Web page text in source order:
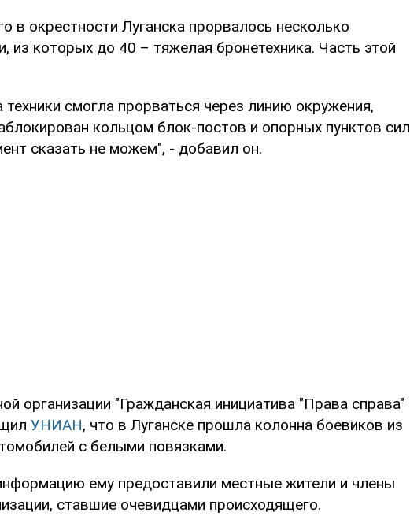
в окрестности Луганска прорвалось несколько
из которых до 40 – тяжелая бронетехника. Часть этой
смогла прорваться через линию окружения,
кольцом блок-постов и опорных пунктов сил
сказать не можем", - добавил он.
организации "Гражданская инициатива "Права справа"
УНИАН, что в Луганске прошла колонна боевиков из
с белыми повязками.
ему предоставили местные жители и члены
ставшие очевидцами происходящего.